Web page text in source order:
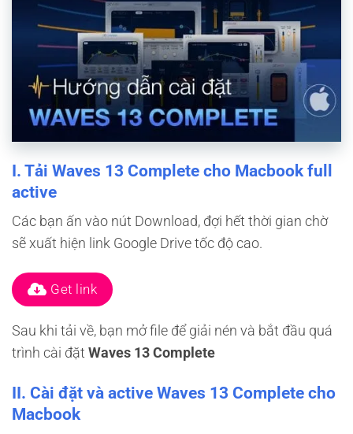
I. Tải Waves 13 Complete cho Macbook full
active
Các bạn ấn vào nút Download, đợi hết thời gian chờ
sẽ xuất hiện link Google Drive tốc độ cao.
Get link
Sau khi tải về, bạn mở file để giải nén và bắt đầu quá
trình cài đặt Waves 13 Complete
II. Cài đặt và active Waves 13 Complete cho
Macbook